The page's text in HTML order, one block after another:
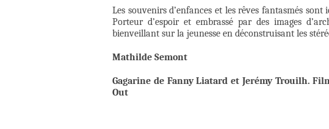
Les souvenirs d’enfances et les rêves fantasmés
Porteur d’espoir et embrassé par des images
bienveillant sur la jeunesse en déconstruisant les
Mathilde Semont
Gagarine de Fanny Liatard et Jerémy Trouilh.
Out